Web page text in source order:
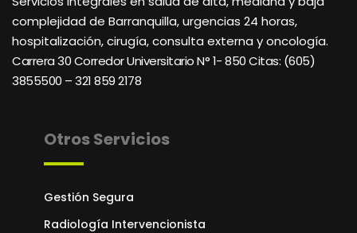
complejidad de Barranquilla, urgencias 24 horas,
hospitalización, cirugía, consulta externa y oncología.
Carrera 30 Corredor Universitario N° 1- 850 Citas: (605)
3855500 – 321 859 2178
Otros Servicios
Gestión Segura
Radiología Intervencionista